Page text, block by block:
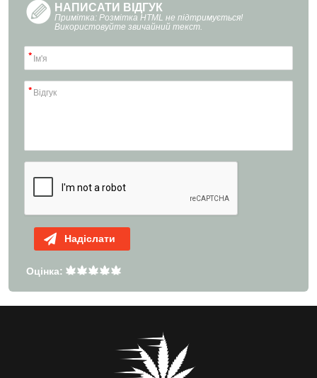
НАПИСАТИ ВІДГУК
Примітка: Розмітка HTML не підтримується!
Використовуйте звичайний текст.
Надіслати
Оцінка: